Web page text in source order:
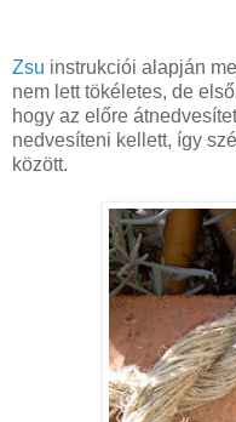
Zsu instrukciói alapján
nem lett tökéletes, de
hogy az előre
nedvesíteni kellett, így
között.